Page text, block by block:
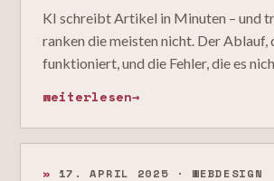
KI schreibt Artikel in Minuten – und
ranken die meisten nicht. Der Ablauf,
funktioniert, und die Fehler, die es
weiterlesen→
» 17. APRIL 2025 · WEBDESIGN